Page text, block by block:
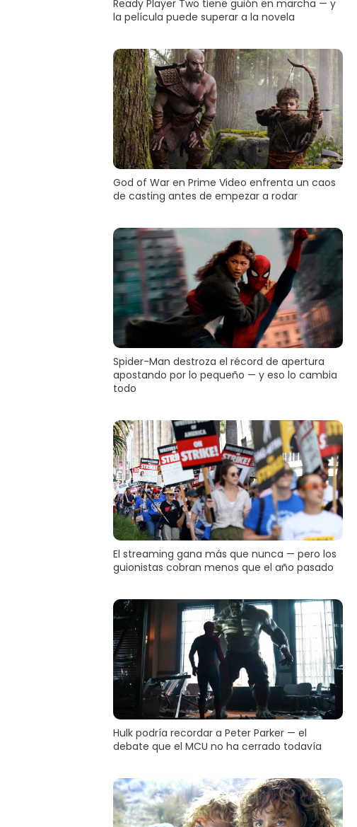
Ready Player Two tiene guión en marcha — y
la película puede superar a la novela
God of War en Prime Video enfrenta un caos
de casting antes de empezar a rodar
Spider-Man destroza el récord de apertura
apostando por lo pequeño — y eso lo cambia
todo
El streaming gana más que nunca — pero los
guionistas cobran menos que el año pasado
Hulk podría recordar a Peter Parker — el
debate que el MCU no ha cerrado todavía